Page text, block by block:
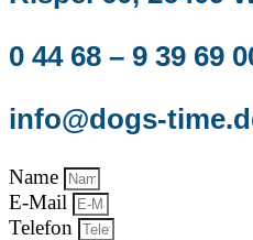
0 44 68 – 9 39 69
info@dogs-
Name
E-Mail
Telefon